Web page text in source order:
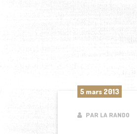
5 mars 2013
PAR LA RANDO